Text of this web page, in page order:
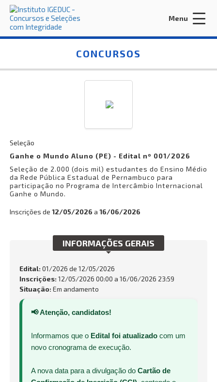
Acessar Área do Candidato:
INÍCIO
CONTRATE-NOS
EDITORA IGEDUC
Busca:
Menu
CONCURSOS
Seleção
Ganhe o Mundo Aluno (PE) - Edital nº 001/2026
Seleção de 2.000 (dois mil) estudantes do Ensino Médio
da Rede Pública Estadual de Pernambuco para
participação no Programa de Intercâmbio Internacional
Ganhe o Mundo.
Inscrições de 12/05/2026 a 16/06/2026
INFORMAÇÕES GERAIS
Edital: 01/2026 de 12/05/2026
Inscrições: 12/05/2026 00:00 a 16/06/2026 23:59
Situação: Em andamento
📢 Atenção, candidatos!
Informamos que o Edital foi atualizado com um
novo cronograma de execução.
A nova data para a divulgação do Cartão de